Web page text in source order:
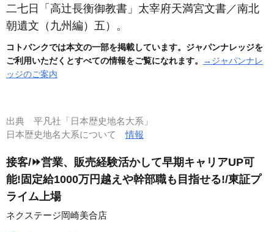
二七日「高辻長衡御教書」太宰府天満宮文書／南北
朝遺文（九州編）五） 。
コトバンクでは本文の一部を掲載しています。ジャパンナレッジを
ご利用いただくとすべての情報をご覧になれます。
→ジャパンナレ
ッジのご案内
出典 平凡社「日本歴史地名大系」
日本歴史地名大系について情報
接客/⏩️営業、販売経験活かして早期キャリアUP可
能!固定給1000万円越えや幹部職も目指せる!/東証プ
ライム上場
ネクステージ岡崎美合店